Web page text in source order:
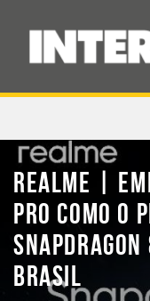
REALME |
PRO COMO O
BRASIL